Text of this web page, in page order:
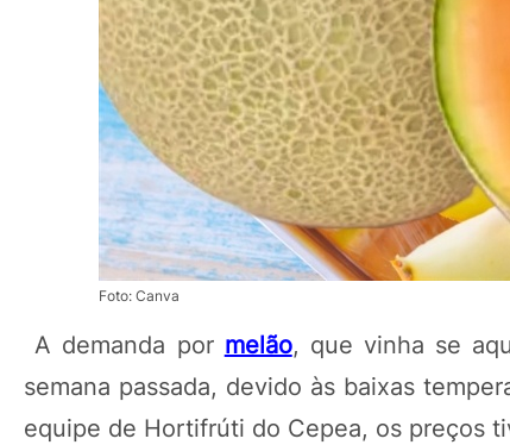
Foto: Canva
A demanda por melão, que vinha se
semana passada, devido às baixas
equipe de Hortifrúti do Cepea, os preços